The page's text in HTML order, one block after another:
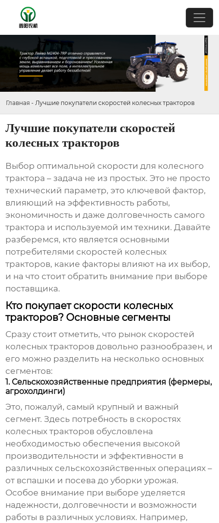
Главная - Лучшие покупатели скоростей колесных тракторов
Лучшие покупатели скоростей
колесных тракторов
Выбор оптимальной скорости для колесного
трактора – задача не из простых. Это не просто
технический параметр, это ключевой фактор,
влияющий на эффективность работы,
экономичность и даже долговечность самого
трактора и используемой им техники. Давайте
разберемся, кто является основными
потребителями скоростей колесных
тракторов, какие факторы влияют на их выбор,
и на что стоит обратить внимание при выборе
поставщика.
Кто покупает скорости колесных
тракторов? Основные сегменты
Сразу стоит отметить, что рынок скоростей
колесных тракторов довольно разнообразен, и
его можно разделить на несколько основных
сегментов:
1. Сельскохозяйственные предприятия (фермеры,
агрохолдинги)
Это, пожалуй, самый крупный и важный
сегмент. Здесь потребность в скоростях
колесных тракторов обусловлена
необходимостью обеспечения высокой
производительности и эффективности в
различных сельскохозяйственных операциях –
от вспашки и посева до уборки урожая.
Особое внимание при выборе уделяется
надежности, долговечности и возможности
работы в различных условиях. Например,